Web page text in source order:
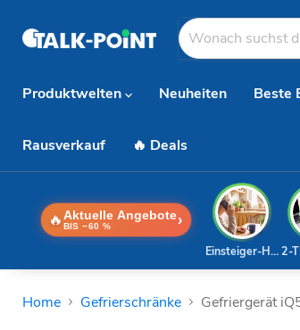
Produktwelten
Neuheiten Beste
Rausverkauf 🔥 Deals
🔥 Aktuelle Angebote
BIS −60 % ›
2-
Einsteiger-Handy
Home Gefrierschränke Gefriergerät